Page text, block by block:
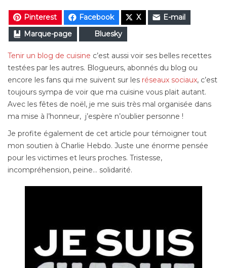
Pinterest Facebook X
E-mail
Marque-page
Bluesky
Tenir un blog de cuisine c’est aussi voir ses belles recettes
testées par les autres. Blogueurs, abonnés du blog ou
encore les fans qui me suivent sur les réseaux sociaux, c’est
toujours sympa de voir que ma cuisine vous plait autant.
Avec les fêtes de noël, je me suis très mal organisée dans
ma mise à l’honneur, j’espère n’oublier personne !
Je profite également de cet article pour témoigner tout
mon soutien à Charlie Hebdo. Juste une énorme pensée
pour les victimes et leurs proches. Tristesse,
incompréhension, peine… solidarité.